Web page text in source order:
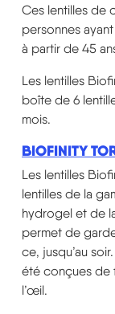
Ces lentilles de
personnes
à partir de 45
Les lentilles
boîte de 6
mois.
BIOFINITY
Les lentilles
lentilles de la
hydrogel et de
permet de
ce, jusqu’au
été conçues de
l’œil.